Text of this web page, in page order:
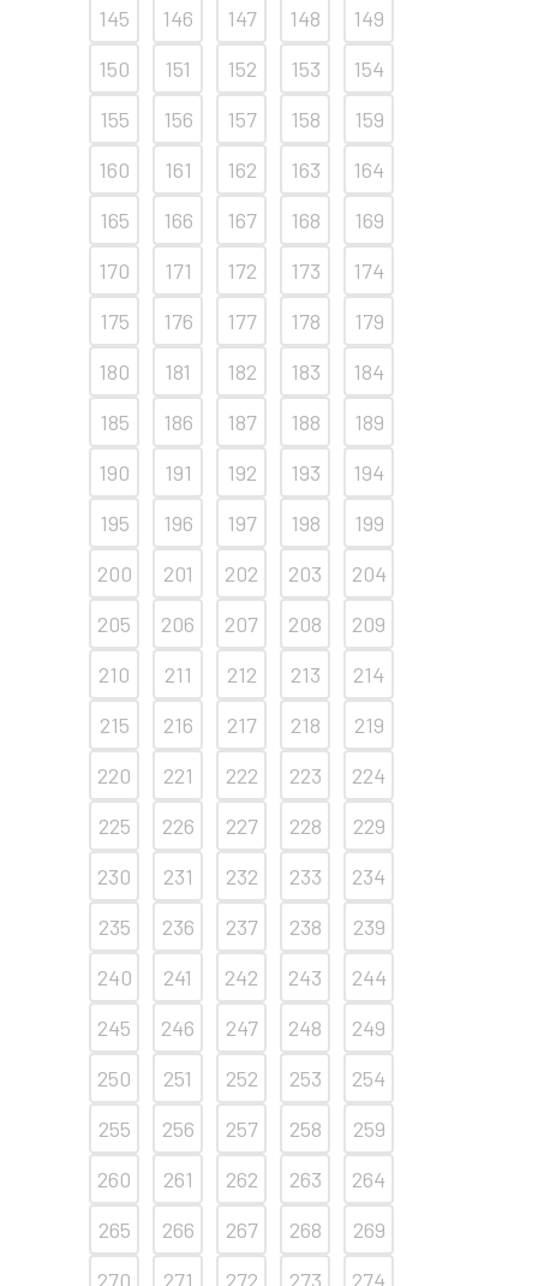
145
146 147 148
149
150
151 152 153
154
155
156 157 158
159
160
161 162 163
164
165
166 167 168
169
170
171 172 173
174
175
176 177 178
179
180
181 182 183
184
185
186 187 188
189
190
191 192 193
194
195
196 197 198
199
200
201 202 203
204
205
206 207 208
209
210
211 212 213
214
215
216 217 218
219
220
221 222 223
224
225
226 227 228
229
230
231 232 233
234
235
236 237 238
239
240
241 242 243
244
245
246 247 248
249
250
251 252 253
254
255
256 257 258
259
260
261 262 263
264
265
266 267 268
269
270
271 272 273
274